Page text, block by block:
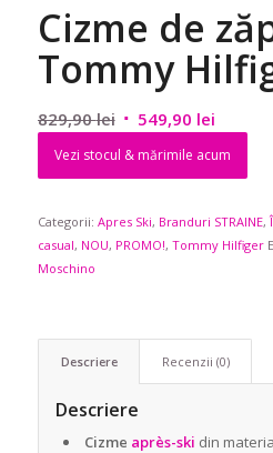
Cizme de
Tommy
829,90lei Prețul
inițial
829,90 lei.
549,90 leiPrețul
Vezi stocul & mărimile acum
Categorii: Apres Ski, Branduri STRAINE,
casual, NOU, PROMO!, Tommy Hilfiger
Moschino
Descriere Recenzii (0)
Descriere
Cizme après-ski din